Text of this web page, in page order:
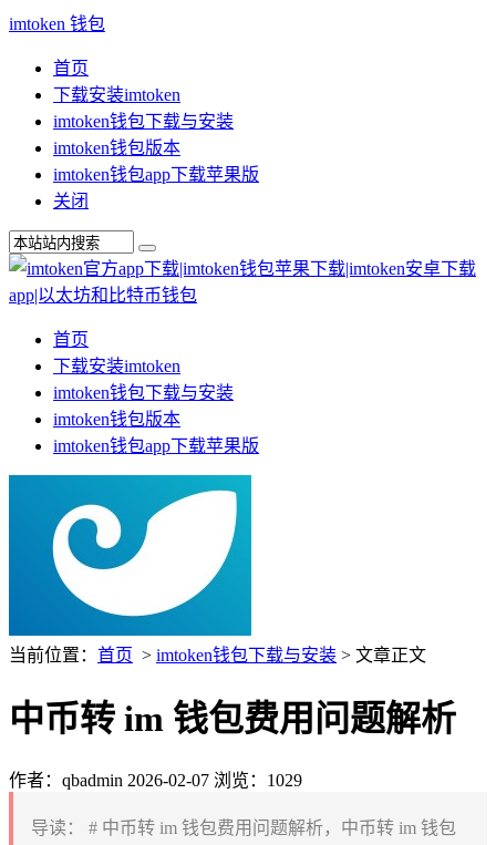
imtoken 钱包
首页
下载安装imtoken
imtoken钱包下载与安装
imtoken钱包版本
imtoken钱包app下载苹果版
关闭
首页
下载安装imtoken
imtoken钱包下载与安装
imtoken钱包版本
imtoken钱包app下载苹果版
当前位置： 首页 > imtoken钱包下载与安装 > 文章正文
中币转 im 钱包费用问题解析
作者：qbadmin 2026-02-07 浏览：1029
导读：
# 中币转 im 钱包费用问题解析，中币转 im 钱包